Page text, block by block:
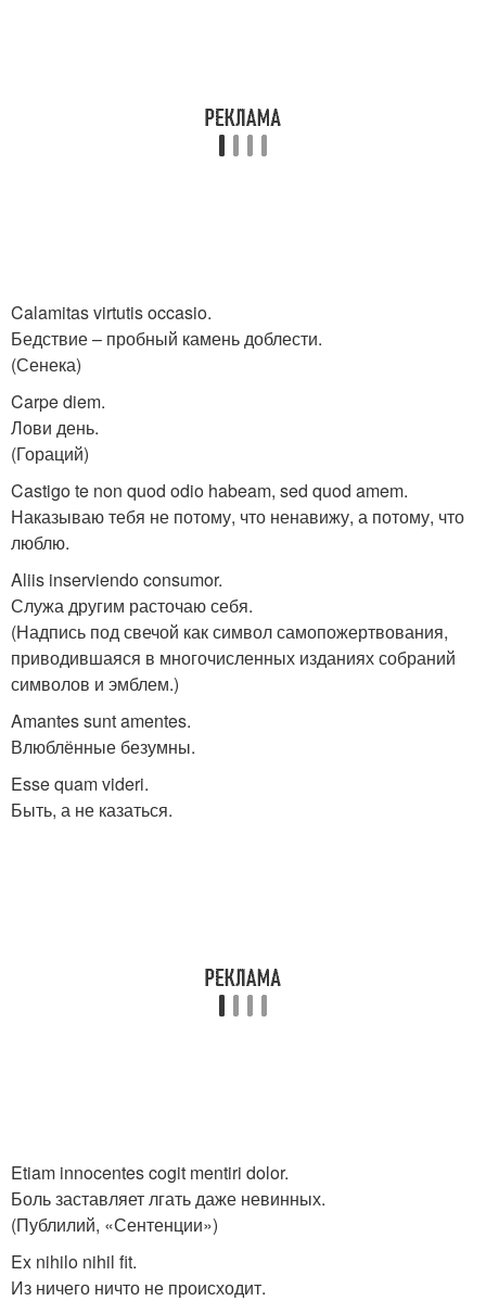
Calamitas virtutis occasio.
Бедствие – пробный камень доблести.
(Сенека)
Carpe diem.
Лови день.
(Гораций)
Castigo te non quod odio habeam, sed quod amem.
Наказываю тебя не потому, что ненавижу, а потому, что
люблю.
Aliis inserviendo consumor.
Служа другим расточаю себя.
(Надпись под свечой как символ самопожертвования,
приводившаяся в многочисленных изданиях собраний
символов и эмблем.)
Amantes sunt amentes.
Влюблённые безумны.
Esse quam videri.
Быть, а не казаться.
Etiam innocentes cogit mentiri dolor.
Боль заставляет лгать даже невинных.
(Публилий, «Сентенции»)
Ex nihilo nihil fit.
Из ничего ничто не происходит.